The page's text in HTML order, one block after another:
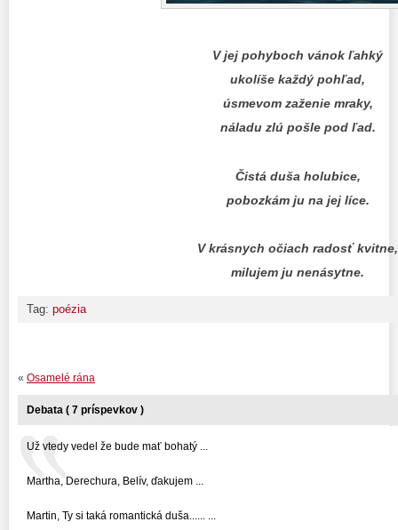
V jej pohyboch vánok ľahký
ukolíše každý pohľad,
úsmevom zaženie mraky,
náladu zlú pošle pod ľad.
Čistá duša holubice,
pobozkám ju na jej líce.
V krásnych očiach radosť kvitne,
milujem ju nenásytne.
Tag: poézia
« Osamelé rána
Debata ( 7 príspevkov )
Už vtedy vedel že bude mať bohatý ...
Martha, Derechura, Belív, ďakujem ...
Martin, Ty si taká romantická duša...... ...